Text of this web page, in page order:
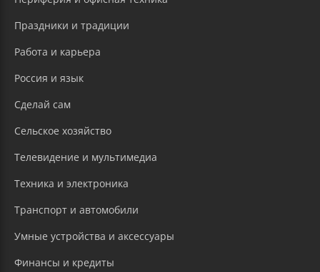
Праздники и традиции
Работа и карьера
Россия и язык
Сделай сам
Сельское хозяйство
Телевидение и мультимедиа
Техника и электроника
Транспорт и автомобили
Умные устройства и аксессуары
Финансы и кредиты